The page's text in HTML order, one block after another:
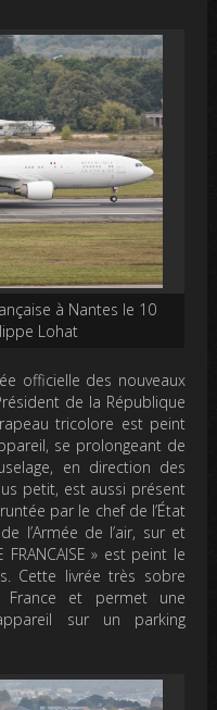
à Nantes le 10
Lohat
officielle des nouveaux
de la République
tricolore est peint
se prolongeant de
en direction des
petit, est aussi présent
par le chef de l’État
l’Armée de l’air, sur et
FRANCAISE » est peint le
Cette livrée très sobre
et permet une
sur un parking